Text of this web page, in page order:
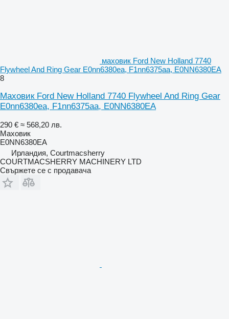
маховик Ford New Holland 7740
Flywheel And Ring Gear E0nn6380ea, F1nn6375aa, E0NN6380EA
8
Маховик Ford New Holland 7740 Flywheel And Ring Gear
E0nn6380ea, F1nn6375aa, E0NN6380EA
290 € ≈ 568,20 лв.
Маховик
E0NN6380EA
Ирландия, Courtmacsherry
COURTMACSHERRY MACHINERY LTD
Свържете се с продавача